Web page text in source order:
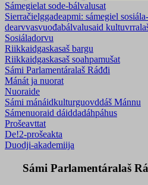
Sámegielat sode-bálvalusat
Sierračielggadeapmi: sámegiel
dearvvasvuođabálvalusaid
Sosiáladorvu
Riikkaidgaskasaš bargu
Riikkaidgaskasaš soahpamušat
Sámi Parlamentáralaš Ráđđi
Mánát ja nuorat
Nuoraide
Sámi mánáidkulturguovddáš Mánnu
Sámenuoraid dáiddadáhpáhus
Prošeavttat
De!2-prošeakta
Duodji-akademiija
Sámi Parlamentáralaš